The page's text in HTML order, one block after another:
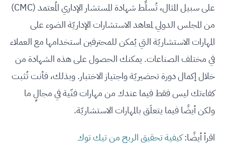
على سبيل المثال، تُسلِّط شهادة المستشار الإداري المُعتمد (CMC)
من المجلس الدولي لمعاهد الاستشارات الإداريّة الضوء على
المهارات الاستشاريّة التي يُمكن للمحترفين استخدامها مع العملاء
في مختلف الصناعات. يمكنك الحصول على هذه الشهادة من
خلال إكمال دورة تحضيريّة واجتياز الاختبار. وبذلك، فأنت تُثبت
كفاءتك ليس فقط فيما عندك من مهارات فنّية في مجالٍ ما
ولكن أيضًا فيما يتعلَق بالمهارات الاستشاريّة.
اقرأ أيضًا:كيفية تحقيق الربح من تيك توك